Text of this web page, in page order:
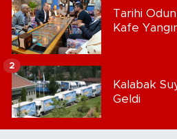
Tarihi
Kafe
Kalabak
Geldi
2